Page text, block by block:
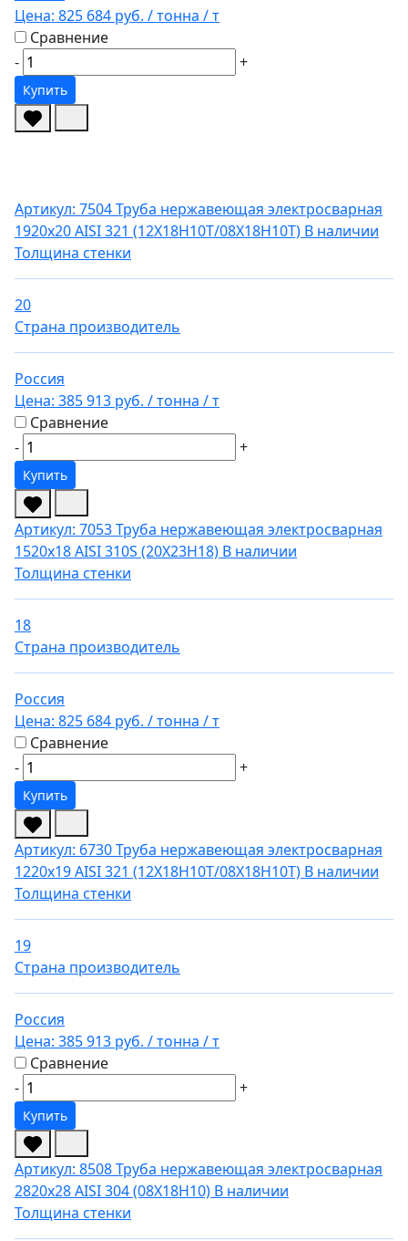
Цена: 825 684 руб. / тонна / т
Сравнение
-
+
Купить
Артикул: 7504Труба нержавеющая электросварная
1920х20 AISI 321 (12Х18Н10Т/08Х18Н10Т) В наличии
Толщина стенки
20
Страна производитель
Россия
Цена: 385 913 руб. / тонна / т
Сравнение
-
+
Купить
Артикул: 7053Труба нержавеющая электросварная
1520х18 AISI 310S (20Х23Н18) В наличии
Толщина стенки
18
Страна производитель
Россия
Цена: 825 684 руб. / тонна / т
Сравнение
-
+
Купить
Артикул: 6730Труба нержавеющая электросварная
1220х19 AISI 321 (12Х18Н10Т/08Х18Н10Т) В наличии
Толщина стенки
19
Страна производитель
Россия
Цена: 385 913 руб. / тонна / т
Сравнение
-
+
Купить
Артикул: 8508Труба нержавеющая электросварная
2820х28 AISI 304 (08Х18Н10) В наличии
Толщина стенки